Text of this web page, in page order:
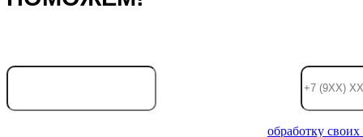
обработку